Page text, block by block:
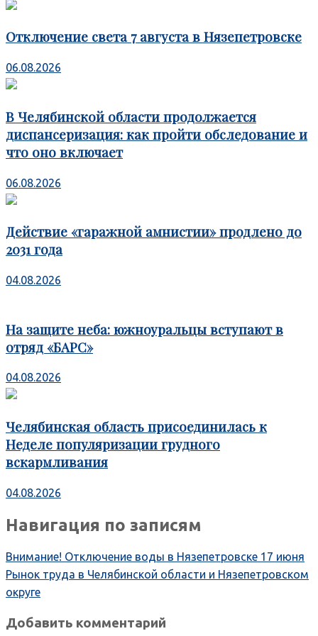
Отключение света 7 августа в Нязепетровске
06.08.2026
В Челябинской области продолжается
диспансеризация: как пройти обследование и
что оно включает
06.08.2026
Действие «гаражной амнистии» продлено до
2031 года
04.08.2026
На защите неба: южноуральцы вступают в
отряд «БАРС»
04.08.2026
Челябинская область присоединилась к
Неделе популяризации грудного
вскармливания
04.08.2026
Навигация по записям
Внимание! Отключение воды в Нязепетровске 17 июня
Рынок труда в Челябинской области и Нязепетровском
округе
Добавить комментарий